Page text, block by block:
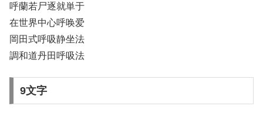
呼蘭若尸逐就単于
在世界中心呼唤爱
岡田式呼吸静坐法
調和道丹田呼吸法
9文字